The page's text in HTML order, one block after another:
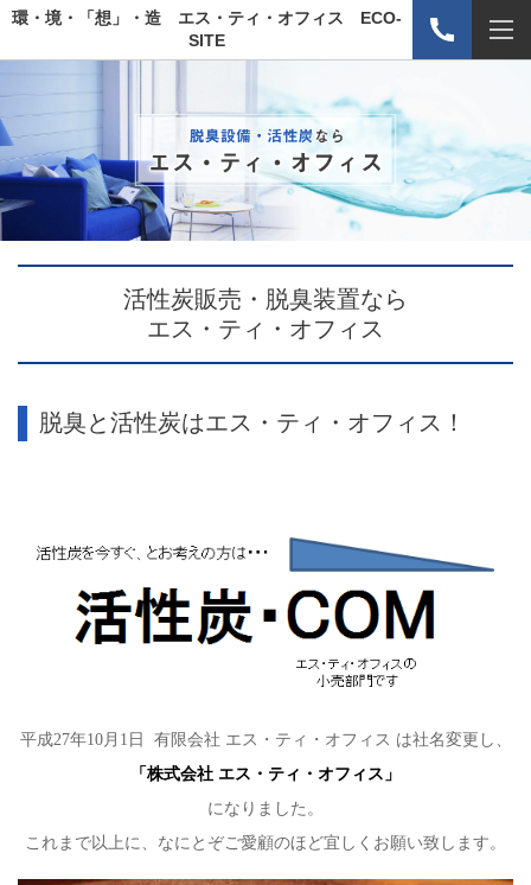
環・境・「想」・造 エス・ティ・オフィス ECO-
SITE
活性炭販売・脱臭装置なら
エス・ティ・オフィス
脱臭と活性炭はエス・ティ・オフィス！
平成27年10月1日 有限会社 エス・ティ・オフィス は社名変更し、
「株式会社 エス・ティ・オフィス」
になりました。
これまで以上に、なにとぞご愛顧のほど宜しくお願い致します。